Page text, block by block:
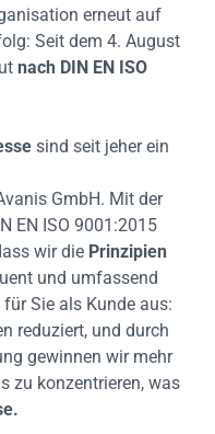
erneut auf
Seit dem 4. August
nach DIN EN ISO
sind seit jeher ein
GmbH. Mit der
EN ISO 9001:2015
wir die Prinzipien
und umfassend
Sie als Kunde aus:
reduziert, und durch
gewinnen wir mehr
zu konzentrieren, was